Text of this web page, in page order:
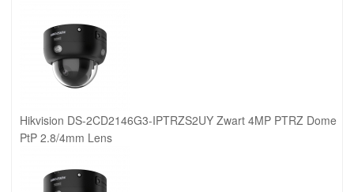
Hikvision DS-2CD2146G3-IPTRZS2UY Zwart 4MP PTRZ Dome
PtP 2.8/4mm Lens